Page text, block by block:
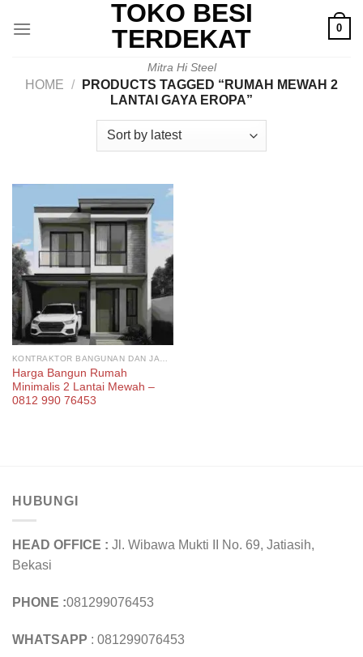
TOKO BESI
TERDEKAT
Mitra Hi Steel
0
HOME /
PRODUCTS TAGGED “RUMAH MEWAH 2
LANTAI GAYA EROPA”
Harga Bangun Rumah
Minimalis 2 Lantai Mewah –
0812 990 76453
HUBUNGI
HEAD OFFICE : Jl. Wibawa Mukti II No. 69, Jatiasih,
Bekasi
PHONE :081299076453
WHATSAPP : 081299076453